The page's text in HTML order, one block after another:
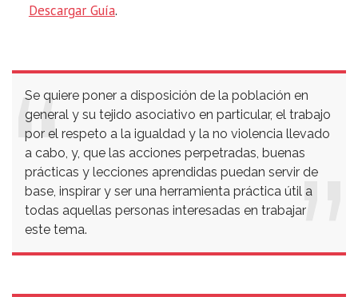
Descargar Guía.
Se quiere poner a disposición de la población en
general y su tejido asociativo en particular, el trabajo
por el respeto a la igualdad y la no violencia llevado
a cabo, y, que las acciones perpetradas, buenas
prácticas y lecciones aprendidas puedan servir de
base, inspirar y ser una herramienta práctica útil a
todas aquellas personas interesadas en trabajar
este tema.